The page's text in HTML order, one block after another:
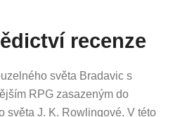
recenze
světa Bradavic s
RPG zasazeným do
světa J. K. Rowlingové. V této